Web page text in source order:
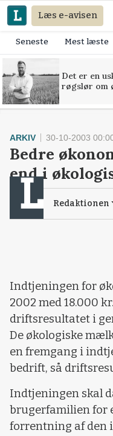
Læs e-avisen
Seneste Mest læste
Det er en
røgslør om
ARKIV 30-10-2003
Bedre
end i
Redaktionen
Indtjeningen for
2002 med 18.000
driftsresultatet i
De økologiske
en fremgang i
bedrift, så
Indtjeningen skal
brugerfamilien for
forrentning af den